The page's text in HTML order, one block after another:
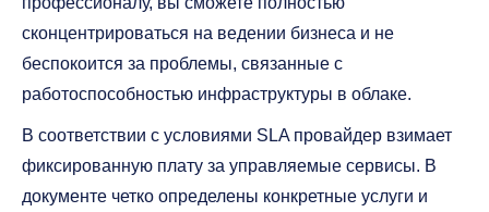
сконцентрироваться на ведении бизнеса и не
беспокоится за проблемы, связанные с
работоспособностью инфраструктуры в облаке.
В соответствии с условиями SLA провайдер взимает
фиксированную плату за управляемые сервисы. В
документе четко определены конкретные услуги и